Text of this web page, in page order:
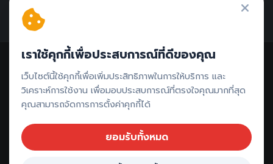
ติดต่อรีวิว // ลงโฆษณา
เราใช้คุกกี้เพื่อประสบการณ์ที่ดีของคุณ
เว็บไซต์นี้ใช้คุกกี้เพื่อเพิ่มประสิทธิภาพในการให้บริการ และ
วิเคราะห์การใช้งาน เพื่อมอบประสบการณ์ที่ตรงใจคุณมากที่สุด
คุณสามารถจัดการการตั้งค่าคุกกี้ได้
ยอมรับทั้งหมด